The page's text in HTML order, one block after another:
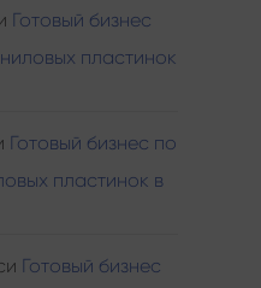
Готовый бизнес
пластинок
Готовый бизнес по
пластинок в
Готовый бизнес